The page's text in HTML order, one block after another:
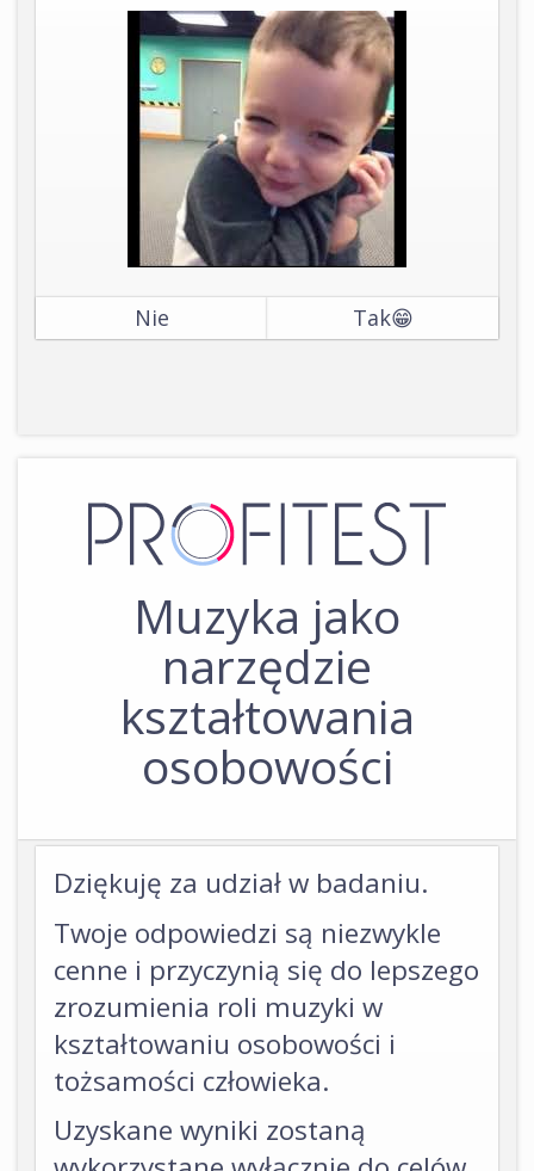
Nie Tak😁
Muzyka jako
narzędzie
kształtowania
osobowości
Dziękuję za udział w badaniu.
Twoje odpowiedzi są niezwykle
cenne i przyczynią się do lepszego
zrozumienia roli muzyki w
kształtowaniu osobowości i
tożsamości człowieka.
Uzyskane wyniki zostaną